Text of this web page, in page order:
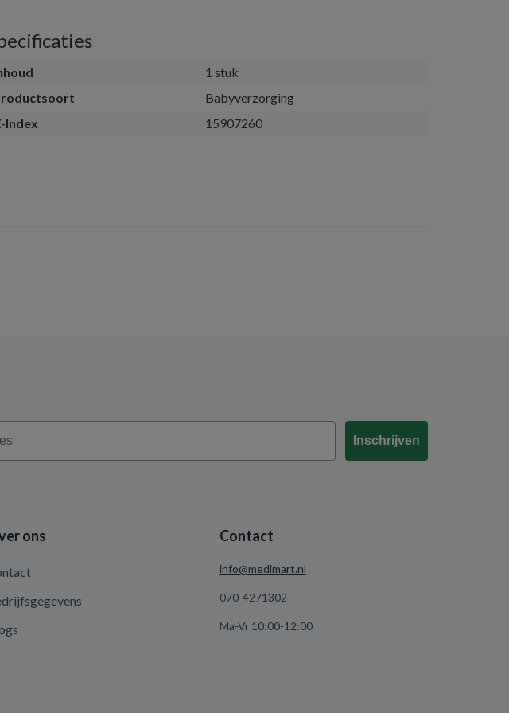
1 stuk
Babyverzorging
Index
15907260
Inschrijven
ons Contact
info@medimart.nl
070-4271302
Ma-Vr 10:00-12:00